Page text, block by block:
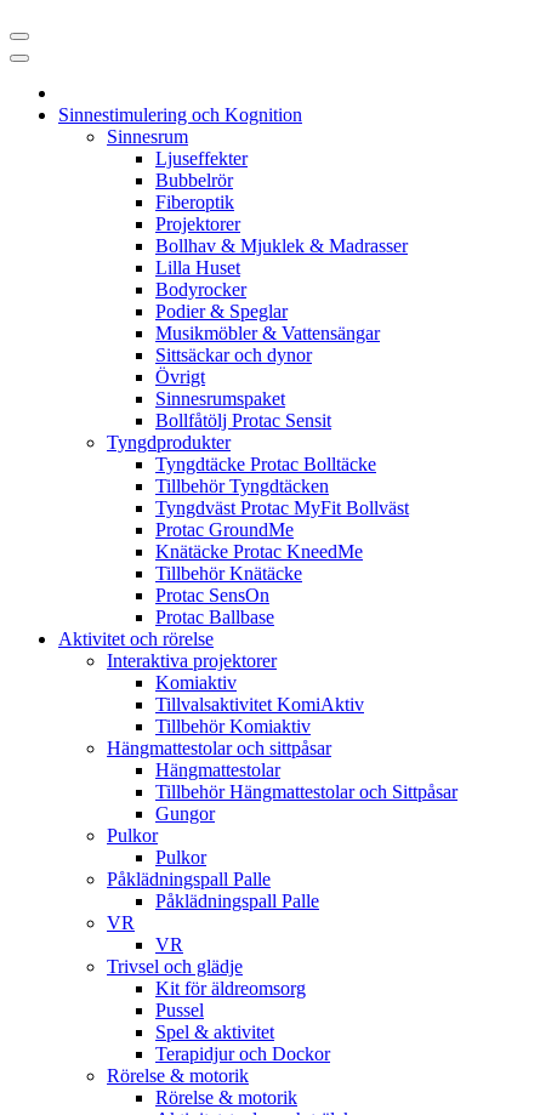
Sinnestimulering och Kognition
Sinnesrum
Ljuseffekter
Bubbelrör
Fiberoptik
Projektorer
Bollhav & Mjuklek & Madrasser
Lilla Huset
Bodyrocker
Podier & Speglar
Musikmöbler & Vattensängar
Sittsäckar och dynor
Övrigt
Sinnesrumspaket
Bollfåtölj Protac Sensit
Tyngdprodukter
Tyngdtäcke Protac Bolltäcke
Tillbehör Tyngdtäcken
Tyngdväst Protac MyFit Bollväst
Protac GroundMe
Knätäcke Protac KneedMe
Tillbehör Knätäcke
Protac SensOn
Protac Ballbase
Aktivitet och rörelse
Interaktiva projektorer
Komiaktiv
Tillvalsaktivitet KomiAktiv
Tillbehör Komiaktiv
Hängmattestolar och sittpåsar
Hängmattestolar
Tillbehör Hängmattestolar och Sittpåsar
Gungor
Pulkor
Pulkor
Påklädningspall Palle
Påklädningspall Palle
VR
VR
Trivsel och glädje
Kit för äldreomsorg
Pussel
Spel & aktivitet
Terapidjur och Dockor
Rörelse & motorik
Rörelse & motorik